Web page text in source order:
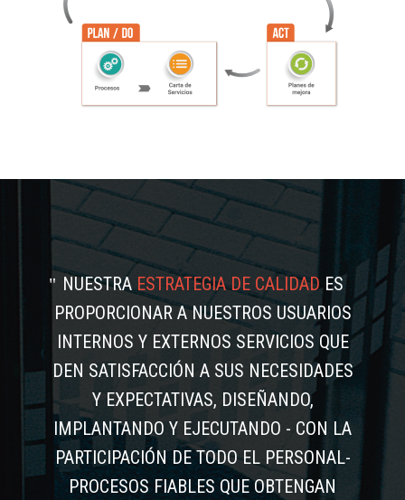
NUESTRAESTRATEGIA DE CALIDADES
PROPORCIONAR A NUESTROS USUARIOS
INTERNOS Y EXTERNOS SERVICIOS QUE
DEN SATISFACCIÓN A SUS NECESIDADES
Y EXPECTATIVAS, DISEÑANDO,
IMPLANTANDO Y EJECUTANDO - CON LA
PARTICIPACIÓN DE TODO EL PERSONAL-
PROCESOS FIABLES QUE OBTENGAN